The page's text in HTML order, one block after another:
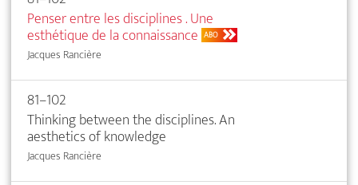
Penser entre les disciplines . Une
esthétique de la connaissance ABO
Jacques Rancière
81–102
Thinking between the disciplines. An
aesthetics of knowledge
Jacques Rancière